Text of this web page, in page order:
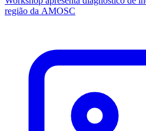
região da AMOSC